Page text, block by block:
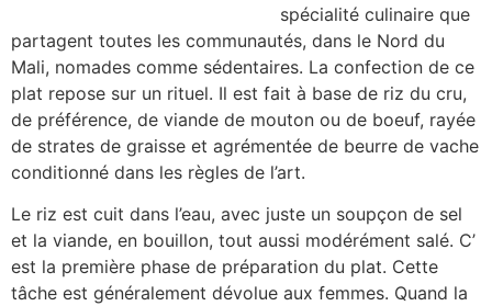
spécialité culinaire que
partagent toutes les communautés, dans le Nord du
Mali, nomades comme sédentaires. La confection de ce
plat repose sur un rituel. Il est fait à base de riz du cru,
de préférence, de viande de mouton ou de boeuf, rayée
de strates de graisse et agrémentée de beurre de vache
conditionné dans les règles de l’art.
Le riz est cuit dans l’eau, avec juste un soupçon de sel
et la viande, en bouillon, tout aussi modérément salé. C’
est la première phase de préparation du plat. Cette
tâche est généralement dévolue aux femmes. Quand la